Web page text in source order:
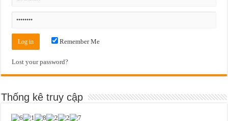
Remember Me
Lost your password?
Thống kê truy cập